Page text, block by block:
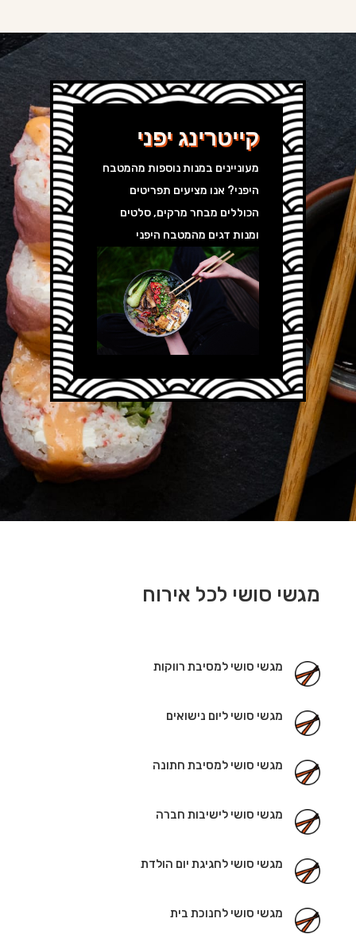
קייטרינג יפני
מעוניינים במנות נוספות מהמטבח
היפני? אנו מציעים תפריטים
הכוללים מבחר מרקים, סלטים
ומנות דגים מהמטבח היפני
מגשי סושי לכל אירוח
מגשי סושי למסיבת רווקות
מגשי סושי ליום נישואים
מגשי סושי למסיבת חתונה
מגשי סושי לישיבות חברה
מגשי סושי לחגיגת יום הולדת
מגשי סושי לחנוכת בית